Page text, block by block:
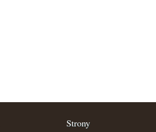
Strony